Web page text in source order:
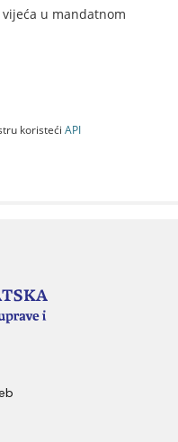
u mandatnom
koristeći API